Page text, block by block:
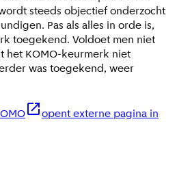
steeds objectief onderzocht
Pas als alles in orde is,
toegekend. Voldoet men niet
het KOMO-keurmerk niet
was toegekend, weer
opent externe pagina in